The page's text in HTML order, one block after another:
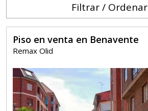
Filtrar / Ordenar
Piso en venta en Benavente
Remax Olid